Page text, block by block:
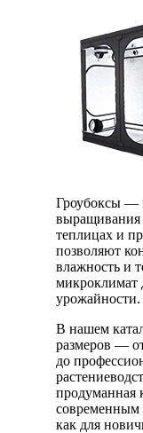
Гроубоксы —
выращивания
теплицах и
позволяют
влажность и
микроклимат
урожайности.
В нашем
размеров —
до
продуманная
современным
как для